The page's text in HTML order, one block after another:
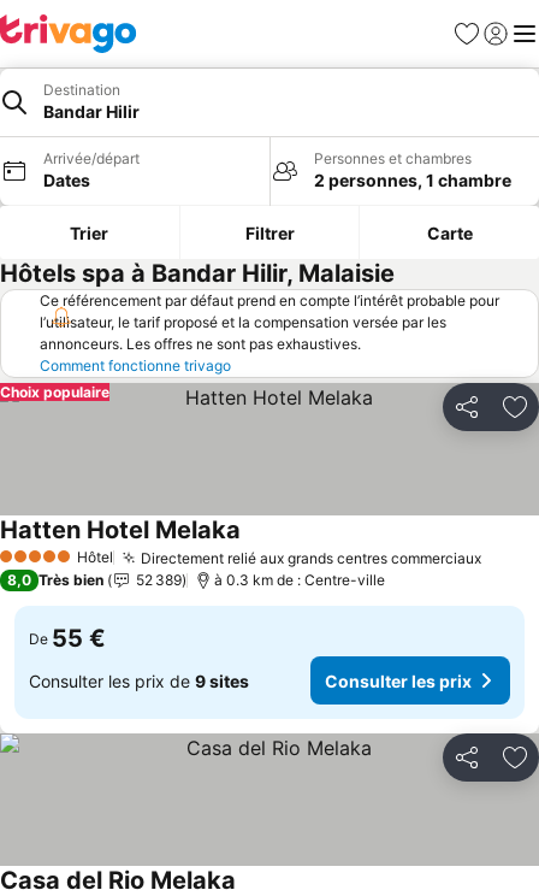
Favoris
Se
Destination
Bandar Hilir
Arrivée/départ
Dates
Personnes et chambres
2 personnes, 1 chambre
Trier Filtrer Carte
Hôtels spa à Bandar Hilir, Malaisie
Ce référencement par défaut prend en compte l’intérêt probable pour
l’utilisateur, le tarif proposé et la compensation versée par les
annonceurs. Les offres ne sont pas exhaustives.
Comment fonctionne trivago
Partager
Choix populaire
5 Étoiles Hôtel Directement relié aux grands centres commerciaux
Hatten Hotel Melaka
8,0 Très bien 52 389 à 0.3 km de : Centre-ville
De 55 €
Consulter les prix de 9 sites Consulter les prix
Partager
Casa del Rio Melaka